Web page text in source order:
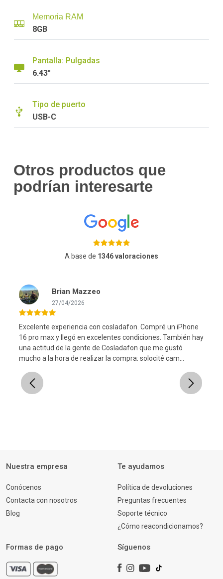
Memoria RAM
8GB
Pantalla: Pulgadas
6.43"
Tipo de puerto
USB-C
Otros productos que
podrían interesarte
A base de 1346 valoraciones
Previous
Brian Mazzeo
27/04/2026
Excelente experiencia con cosladafon. Compré un iPhone
16 pro max y llegó en excelentes condiciones. También hay
una actitud de la gente de Cosladafon que me gustó
mucho a la hora de realizar la compra: solocité cam...
Next
Nuestra empresa
Conócenos
Contacta con nosotros
Blog
Te ayudamos
Política de devoluciones
Preguntas frecuentes
Soporte técnico
¿Cómo reacondicionamos?
Formas de pago Síguenos